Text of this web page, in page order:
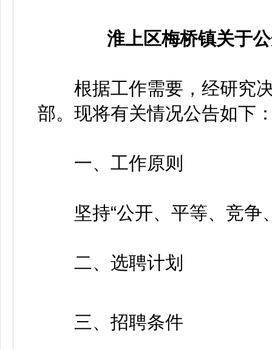
淮上区梅桥镇关于
根据工作需要，经研究决
部。现将有关情况公告如下
一、工作原则
坚持“公开、平等、竞争
二、选聘计划
三、招聘条件